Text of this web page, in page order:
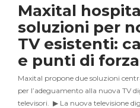
Maxital
soluzioni per
TV esistenti:
e punti di forza
Maxital propone due soluzioni
per l’adeguamento alla nuova TV
televisori. ▶ La nuova televisione